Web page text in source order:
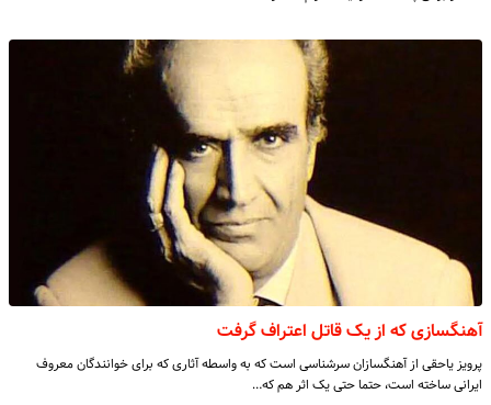
آهنگسازی که از یک قاتل اعتراف گرفت
پرویز یاحقی از آهنگسازان سرشناسی است که به واسطه آثاری که برای خوانندگان معروف
ایرانی ساخته است، حتما حتی یک اثر هم که…